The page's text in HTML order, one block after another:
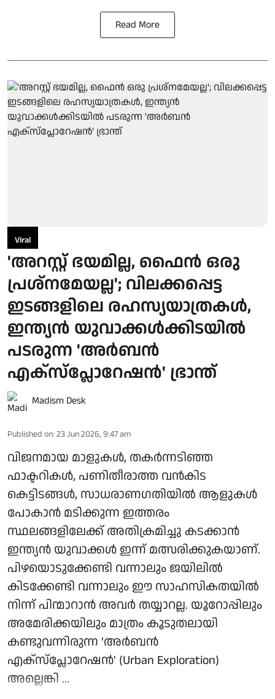
Read More
Viral
'അറസ്റ്റ് ഭയമില്ല, ഫൈൻ ഒരു
പ്രശ്നമേയല്ല'; വിലക്കപ്പെട്ട
ഇടങ്ങളിലെ രഹസ്യയാത്രകൾ,
ഇന്ത്യൻ യുവാക്കൾക്കിടയിൽ
പടരുന്ന 'അർബൻ
എക്സ്പ്ലോറേഷൻ' ഭ്രാന്ത്
Madism Desk
Published on: 23 Jun 2026, 9:47 am
വിജനമായ മാളുകൾ, തകർന്നടിഞ്ഞ
ഫാക്ടറികൾ, പണിതീരാത്ത വൻകിട
കെട്ടിടങ്ങൾ, സാധരാണ​ഗതിയിൽ ആളുകൾ
പോകാൻ മടിക്കുന്ന ഇത്തരം
സ്ഥലങ്ങളിലേക്ക് അതിക്രമിച്ചു കടക്കാൻ
ഇന്ത്യൻ യുവാക്കൾ ഇന്ന് മത്സരിക്കുകയാണ്.
പിഴയൊടുക്കേണ്ടി വന്നാലും ജയിലിൽ
കിടക്കേണ്ടി വന്നാലും ഈ സാഹസികതയിൽ
നിന്ന് പിന്മാറാൻ അവർ തയ്യാറല്ല. യൂറോപ്പിലും
അമേരിക്കയിലും മാത്രം കൂടുതലായി
കണ്ടുവന്നിരുന്ന 'അർബൻ
എക്സ്പ്ലോറേഷൻ' (Urban Exploration)
അല്ലെങ്കി ...